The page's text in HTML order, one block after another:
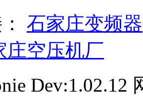
石家庄变频器
庄空压机厂
Dev:1.02.12